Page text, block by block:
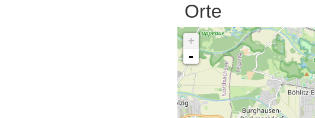
Orte
+
-